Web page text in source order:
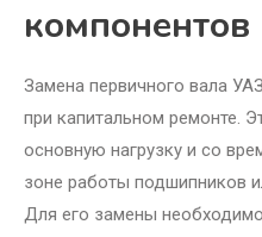
компонентов
Замена первичного вала
при капитальном ремонте.
основную нагрузку и со
зоне работы подшипников
Для его замены